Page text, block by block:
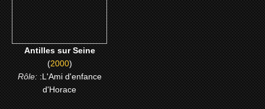
Antilles sur Seine
(2000)
Rôle::L'Ami d'enfance
d'Horace